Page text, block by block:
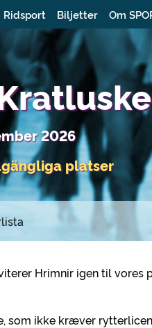
Ridsport Biljetter Om
2026
platser
Hrimnir igen til
som ikke kræver